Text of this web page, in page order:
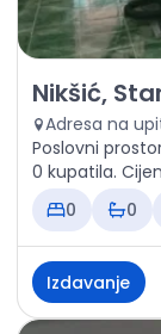
Izdavanje -
Nikšić,
Adresa na
Poslovni
0 kupatila.
0
0
Izdavanje